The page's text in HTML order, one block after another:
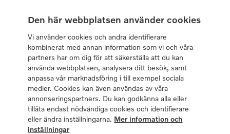
Meny Mina sidor
Tips och råd Köpa och äga bil Besiktiga bilen
Den här webbplatsen använder cookies
Vi använder cookies och andra identifierare
kombinerat med annan information som vi och våra
partners har om dig för att säkerställa att du kan
använda webbplatsen, analysera ditt besök, samt
anpassa vår marknadsföring i till exempel sociala
medier. Cookies kan även användas av våra
annonseringspartners. Du kan godkänna alla eller
tillåta endast nödvändiga cookies och identifierare
eller ändra inställningarna. Mer information och
inställningar